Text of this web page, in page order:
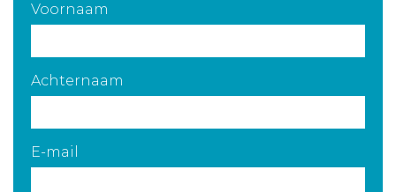
Voornaam
Achternaam
E-mail